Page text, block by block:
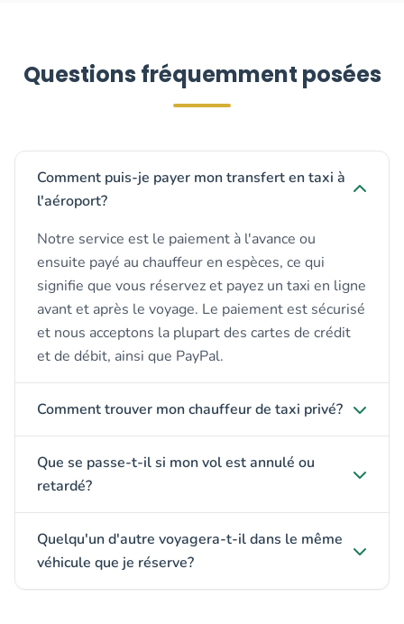
Questions fréquemment posées
Comment puis-je payer mon transfert en taxi à
l'aéroport?
Notre service est le paiement à l'avance ou
ensuite payé au chauffeur en espèces, ce qui
signifie que vous réservez et payez un taxi en ligne
avant et après le voyage. Le paiement est sécurisé
et nous acceptons la plupart des cartes de crédit
et de débit, ainsi que PayPal.
Comment trouver mon chauffeur de taxi privé?
Que se passe-t-il si mon vol est annulé ou
retardé?
Quelqu'un d'autre voyagera-t-il dans le même
véhicule que je réserve?